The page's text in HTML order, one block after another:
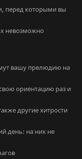
перед которыми вы
невозможно
вашу прелюдию на
ориентацию раз и
другие хитрости
день: на них не